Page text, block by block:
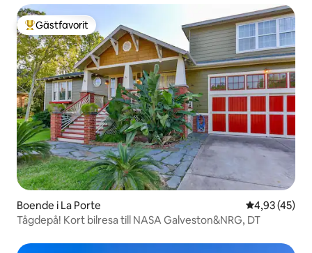
Populär gästfavorit
Gästfavorit
Boende i La Porte 4,93 av 5 i
4,93 (45)
Tågdepå! Kort bilresa till NASA Galveston&NRG, DT